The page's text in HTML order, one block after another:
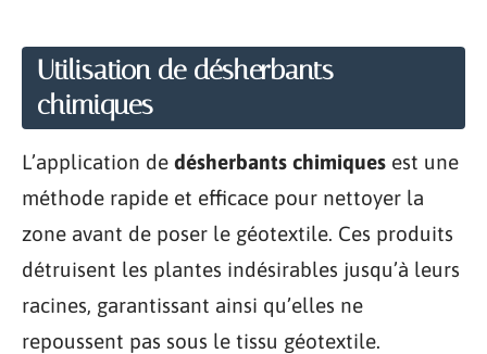
Utilisation de désherbants
chimiques
L’application de désherbants chimiques est une
méthode rapide et efficace pour nettoyer la
zone avant de poser le géotextile. Ces produits
détruisent les plantes indésirables jusqu’à leurs
racines, garantissant ainsi qu’elles ne
repoussent pas sous le tissu géotextile.